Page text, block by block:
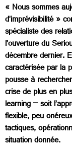
« Nous sommes
d’imprévisibilité »
spécialiste des
l’ouverture du
décembre dernier.
caractérisée par la
pousse à
crise de plus en
learning – soit
flexible, peu
tactiques,
situation donnée.